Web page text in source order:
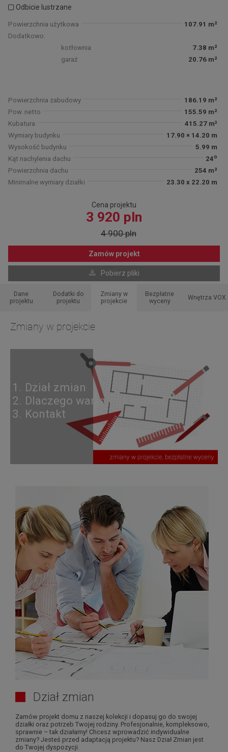
Odbicie lustrzane
Powierzchnia użytkowa
107.91 m²
Dodatkowo:
kotłownia
7.38 m²
garaż
20.76 m²
Powierzchnia zabudowy
186.19 m²
Pow. netto
155.59 m²
Kubatura
415.27 m³
Wymiary budynku
17.90 × 14.20 m
Wysokość budynku
5.99 m
Kąt nachylenia dachu
24o
Powierzchnia dachu
254 m²
Minimalne wymiary działki
23.30 x 22.20 m
Cena projektu
3 920 pln
4 900 pln
Zamów projekt
Pobierz pliki
Dane
projektu
Dodatki do
projektu
Zmiany w
projekcie
Bezpłatne
wyceny
Wnętrza VOX
Zmiany w projekcie
1. Dział zmian
2. Dlaczego warto nas wybrać?
3. Kontakt
Dział zmian
Zamów projekt domu z naszej kolekcji i dopasuj go do swojej
działki oraz potrzeb Twojej rodziny. Profesjonalnie, kompleksowo,
sprawnie – tak działamy! Chcesz wprowadzić indywidualne
zmiany? Jesteś przed adaptacją projektu? Nasz Dział Zmian jest
do Twojej dyspozycji.